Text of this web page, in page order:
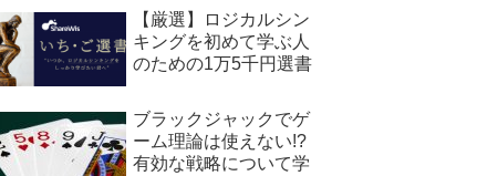
【厳選】ロジカルシン
キングを初めて学ぶ人
のための1万5千円選書
ブラックジャックでゲ
ーム理論は使えない!?
有効な戦略について学